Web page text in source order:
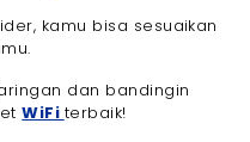
kamu bisa sesuaikan
dan bandingin
WiFi terbaik!